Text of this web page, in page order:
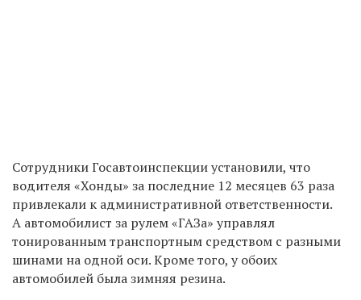
Сотрудники Госавтоинспекции установили, что
водителя «Хонды» за последние 12 месяцев 63 раза
привлекали к административной ответственности.
А автомобилист за рулем «ГАЗа» управлял
тонированным транспортным средством с разными
шинами на одной оси. Кроме того, у обоих
автомобилей была зимняя резина.